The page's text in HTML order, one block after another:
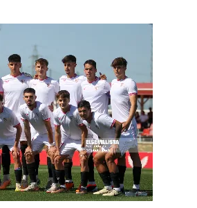
cerca de convertirse en nuevo
CF
con el Sevilla FC por Alberto
despidos y rechaza una
por el club
por Robbie Ure: la opción 'A'
| Real Madrid 2-4 Sevilla FC